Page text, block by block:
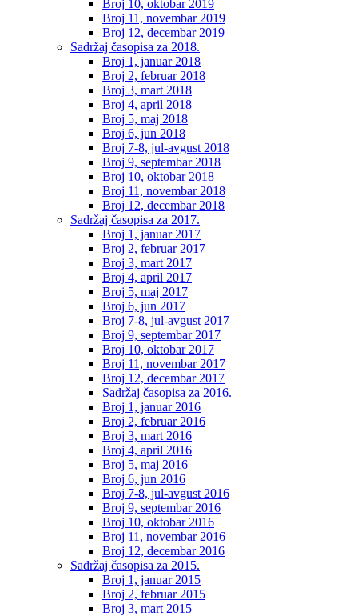
Broj 10, oktobar 2019
Broj 11, novembar 2019
Broj 12, decembar 2019
Sadržaj časopisa za 2018.
Broj 1, januar 2018
Broj 2, februar 2018
Broj 3, mart 2018
Broj 4, april 2018
Broj 5, maj 2018
Broj 6, jun 2018
Broj 7-8, jul-avgust 2018
Broj 9, septembar 2018
Broj 10, oktobar 2018
Broj 11, novembar 2018
Broj 12, decembar 2018
Sadržaj časopisa za 2017.
Broj 1, januar 2017
Broj 2, februar 2017
Broj 3, mart 2017
Broj 4, april 2017
Broj 5, maj 2017
Broj 6, jun 2017
Broj 7-8, jul-avgust 2017
Broj 9, septembar 2017
Broj 10, oktobar 2017
Broj 11, novembar 2017
Broj 12, decembar 2017
Sadržaj časopisa za 2016.
Broj 1, januar 2016
Broj 2, februar 2016
Broj 3, mart 2016
Broj 4, april 2016
Broj 5, maj 2016
Broj 6, jun 2016
Broj 7-8, jul-avgust 2016
Broj 9, septembar 2016
Broj 10, oktobar 2016
Broj 11, novembar 2016
Broj 12, decembar 2016
Sadržaj časopisa za 2015.
Broj 1, januar 2015
Broj 2, februar 2015
Broj 3, mart 2015